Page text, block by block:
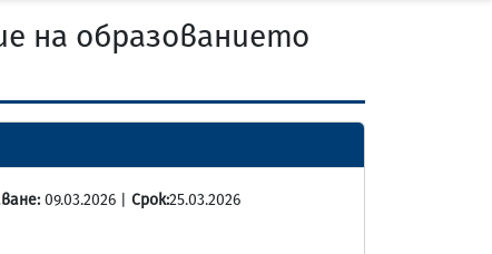
на образованието
09.03.2026 | Срок:25.03.2026